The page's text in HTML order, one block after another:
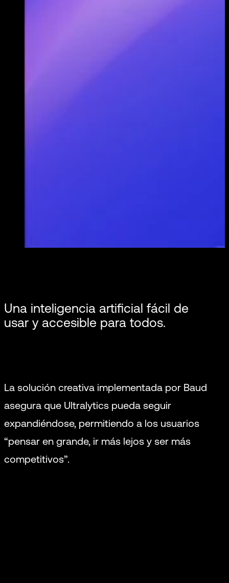
Una inteligencia artificial fácil de
usar y accesible para todos.
La solución creativa implementada por Baud
asegura que Ultralytics pueda seguir
expandiéndose, permitiendo a los usuarios
“pensar en grande, ir más lejos y ser más
competitivos”.